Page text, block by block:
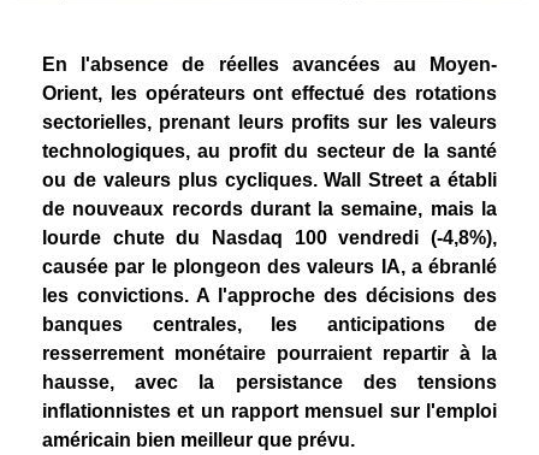
En l'absence de réelles avancées au Moyen-
Orient, les opérateurs ont effectué des rotations
sectorielles, prenant leurs profits sur les valeurs
technologiques, au profit du secteur de la santé
ou de valeurs plus cycliques. Wall Street a établi
de nouveaux records durant la semaine, mais la
lourde chute du Nasdaq 100 vendredi (-4,8%),
causée par le plongeon des valeurs IA, a ébranlé
les convictions. A l'approche des décisions des
banques centrales, les anticipations de
resserrement monétaire pourraient repartir à la
hausse, avec la persistance des tensions
inflationnistes et un rapport mensuel sur l'emploi
américain bien meilleur que prévu.